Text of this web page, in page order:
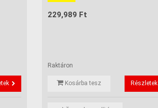
229,989 Ft
Raktáron
Kosárba tesz Részletek